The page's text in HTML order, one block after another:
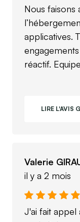
Nous
applicatives.
réactif.
LIRE L'AVIS
Valerie
il y a 2 mois
J'ai fait appel